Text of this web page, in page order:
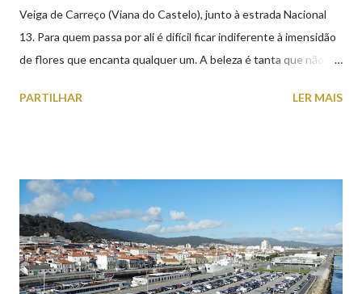
Veiga de Carreço (Viana do Castelo), junto à estrada Nacional
13. Para quem passa por ali é difícil ficar indiferente à imensidão
de flores que encanta qualquer um. A beleza é tanta que não
aproveite a paisagem como cenário para tirar algumas
PARTILHAR LER MAIS